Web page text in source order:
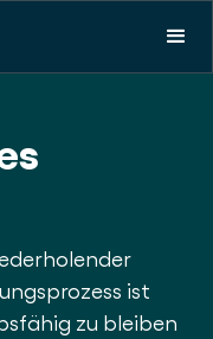
ist
zu bleiben